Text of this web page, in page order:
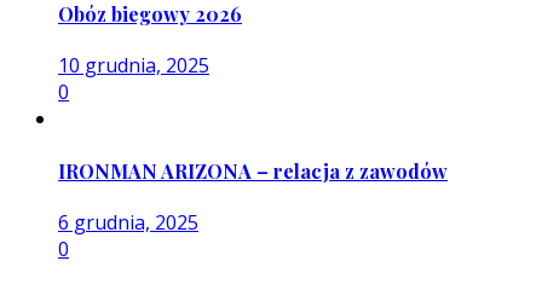
Obóz biegowy 2026
10 grudnia, 2025
0
IRONMAN ARIZONA – relacja z zawodów
6 grudnia, 2025
0